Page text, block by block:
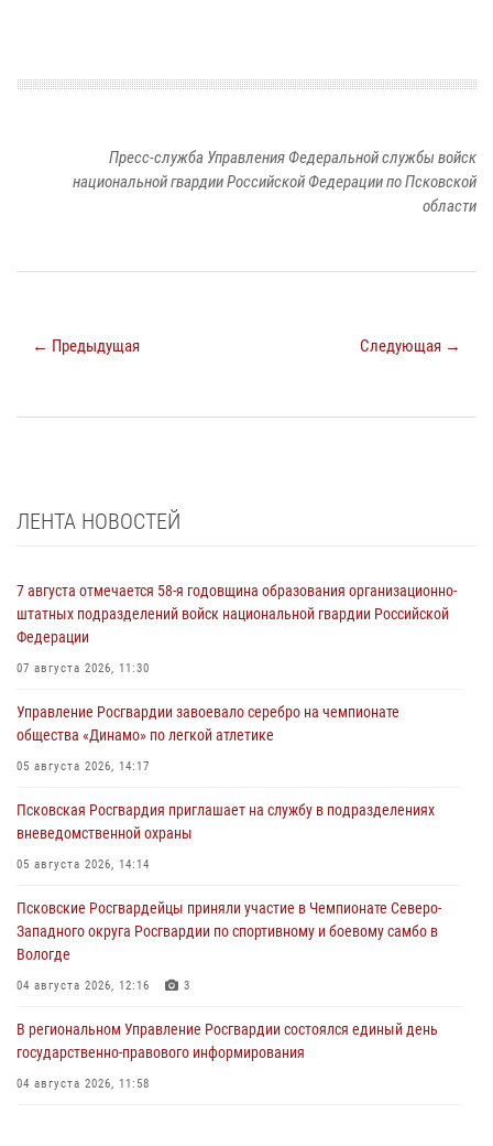
Пресс-служба Управления Федеральной службы войск
национальной гвардии Российской Федерации по Псковской
области
← Предыдущая Следующая →
ЛЕНТА НОВОСТЕЙ
7 августа отмечается 58-я годовщина образования организационно-
штатных подразделений войск национальной гвардии Российской
Федерации
07 августа 2026, 11:30
Управление Росгвардии завоевало серебро на чемпионате
общества «Динамо» по легкой атлетике
05 августа 2026, 14:17
Псковская Росгвардия приглашает на службу в подразделениях
вневедомственной охраны
05 августа 2026, 14:14
Псковские Росгвардейцы приняли участие в Чемпионате Северо-
Западного округа Росгвардии по спортивному и боевому самбо в
Вологде
04 августа 2026, 12:16 3
В региональном Управление Росгвардии состоялся единый день
государственно-правового информирования
04 августа 2026, 11:58